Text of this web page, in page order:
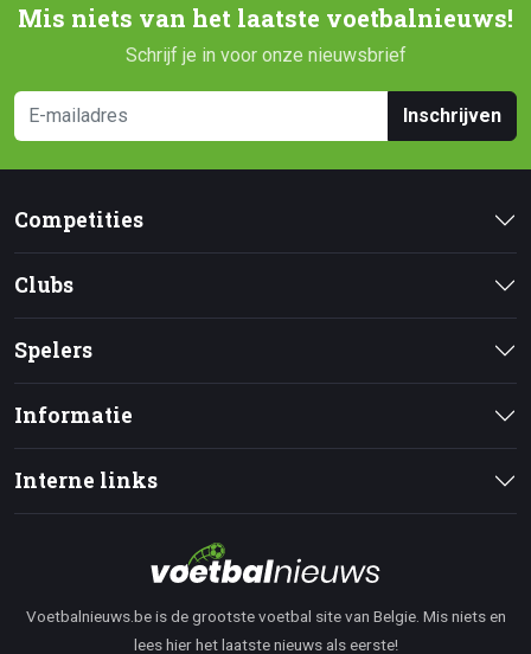
Mis niets van het laatste voetbalnieuws!
Schrijf je in voor onze nieuwsbrief
Inschrijven
Competities
Clubs
Spelers
Informatie
Interne links
Voetbalnieuws.be is de grootste voetbal site van Belgie. Mis niets en
lees hier het laatste nieuws als eerste!